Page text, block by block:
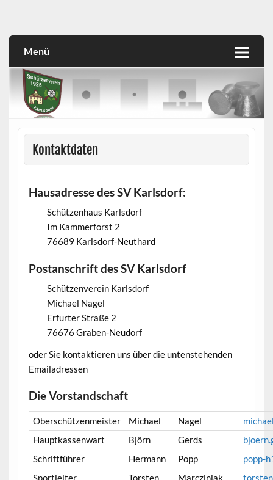
Menü
Kontaktdaten
Hausadresse des SV Karlsdorf:
Schützenhaus Karlsdorf
Im Kammerforst 2
76689 Karlsdorf-Neuthard
Postanschrift des SV Karlsdorf
Schützenverein Karlsdorf
Michael Nagel
Erfurter Straße 2
76676 Graben-Neudorf
oder Sie kontaktieren uns über die untenstehenden
Emailadressen
Die Vorstandschaft
Oberschützenmeister Michael Nagel
Hauptkassenwart
Björn Gerds
Schriftführer
Hermann Popp
popp-
Sportleiter
Torsten Marcziniak